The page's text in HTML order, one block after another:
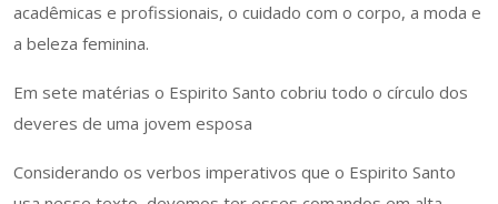
acadêmicas e profissionais, o cuidado com o corpo, a moda e
a beleza feminina.
Em sete matérias o Espirito Santo cobriu todo o círculo dos
deveres de uma jovem esposa
Considerando os verbos imperativos que o Espirito Santo